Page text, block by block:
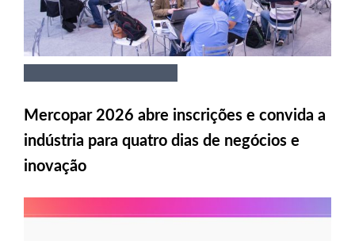
Mercopar 2026 abre inscrições e convida a
indústria para quatro dias de negócios e
inovação